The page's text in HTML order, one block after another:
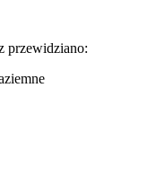
przewidziano: